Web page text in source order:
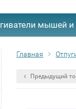
мышей
Главная
Предыдущий